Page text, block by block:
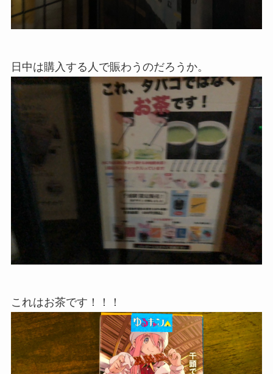
日中は購入する人で賑わうのだろうか。
これはお茶です！！！